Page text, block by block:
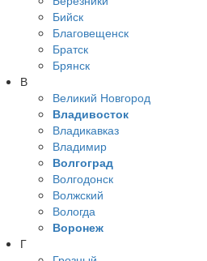
Бийск
Благовещенск
Братск
Брянск
В
Великий Новгород
Владивосток
Владикавказ
Владимир
Волгоград
Волгодонск
Волжский
Вологда
Воронеж
Г